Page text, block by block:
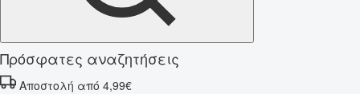
Πρόσφατες αναζητήσεις
Αποστολή από 4,99€